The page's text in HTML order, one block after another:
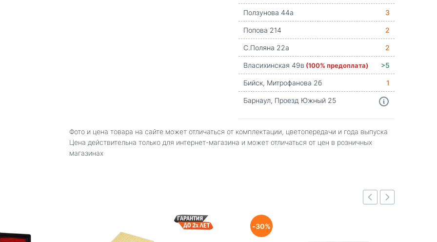
Ползунова 44а
3
Попова 214
2
С.Поляна 22а
2
Власихинская 49в (100% предоплата)
>5
Бийск, Митрофанова 2б
1
Барнаул, Проезд Южный 25
Фото и цена товара на сайте может отличаться от комплектации, цветопередачи и года выпуска
Цена действительна только для интернет-магазина и может отличаться от цен в розничных
магазинах
30